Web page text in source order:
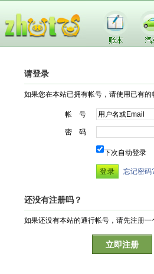
请登录
如果您在本站已拥有帐号，请使用已有
帐 号
密 码
下次自动登录
忘记密码
还没有注册吗？
如果还没有本站的通行帐号，请先注册一
立即注册